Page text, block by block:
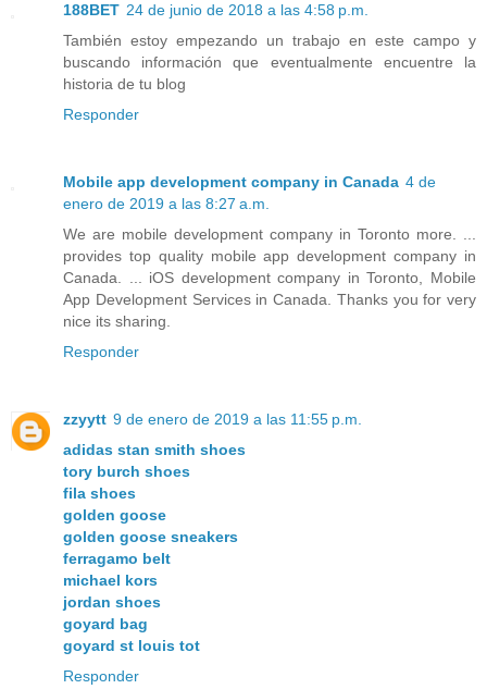
188BET 24 de junio de 2018 a las 4:58 p.m.
También estoy empezando un trabajo en este campo y
buscando información que eventualmente encuentre la
historia de tu blog
Responder
Mobile app development company in Canada 4 de
enero de 2019 a las 8:27 a.m.
We are mobile development company in Toronto more. ...
provides top quality mobile app development company in
Canada. ... iOS development company in Toronto, Mobile
App Development Services in Canada. Thanks you for very
nice its sharing.
Responder
zzyytt 9 de enero de 2019 a las 11:55 p.m.
adidas stan smith shoes
tory burch shoes
fila shoes
golden goose
golden goose sneakers
ferragamo belt
michael kors
jordan shoes
goyard bag
goyard st louis tot
Responder